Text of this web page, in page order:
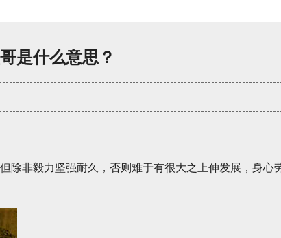
是什么意思？
除非毅力坚强耐久，否则难于有很大之上伸发展，身心